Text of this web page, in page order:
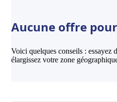
Aucune offre
Voici quelques conseils : essayez
élargissez votre zone